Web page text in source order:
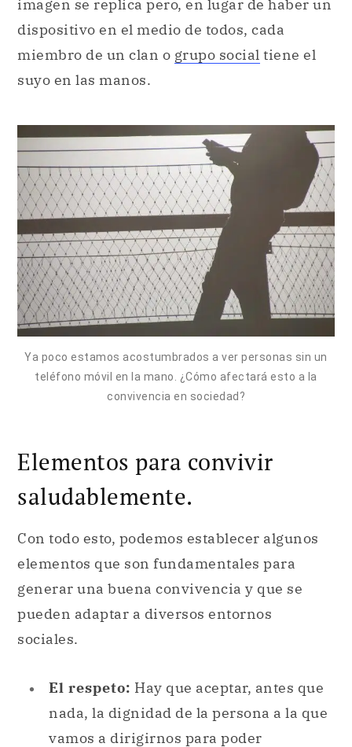
imagen se replica pero, en lugar de haber un
dispositivo en el medio de todos, cada
miembro de un clan o grupo social tiene el
suyo en las manos.
Ya poco estamos acostumbrados a ver personas sin un
teléfono móvil en la mano. ¿Cómo afectará esto a la
convivencia en sociedad?
Elementos para convivir
saludablemente.
Con todo esto, podemos establecer algunos
elementos que son fundamentales para
generar una buena convivencia y que se
pueden adaptar a diversos entornos
sociales.
El respeto: Hay que aceptar, antes que
nada, la dignidad de la persona a la que
vamos a dirigirnos para poder